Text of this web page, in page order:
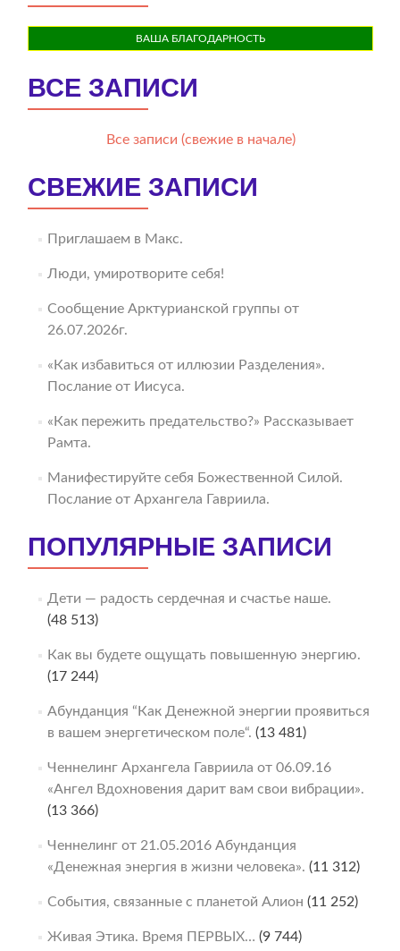
ВАША БЛАГОДАРНОСТЬ
ВСЕ ЗАПИСИ
Все записи (свежие в начале)
СВЕЖИЕ ЗАПИСИ
Приглашаем в Макс.
Люди, умиротворите себя!
Сообщение Арктурианской группы от
26.07.2026г.
«Как избавиться от иллюзии Разделения».
Послание от Иисуса.
«Как пережить предательство?» Рассказывает
Рамта.
Манифестируйте себя Божественной Силой.
Послание от Архангела Гавриила.
ПОПУЛЯРНЫЕ ЗАПИСИ
Дети — радость сердечная и счастье наше.
(48 513)
Как вы будете ощущать повышенную энергию.
(17 244)
Абунданция “Как Денежной энергии проявиться
в вашем энергетическом поле“. (13 481)
Ченнелинг Архангела Гавриила от 06.09.16
«Ангел Вдохновения дарит вам свои вибрации».
(13 366)
Ченнелинг от 21.05.2016 Абунданция
«Денежная энергия в жизни человека». (11 312)
События, связанные с планетой Алион (11 252)
Живая Этика. Время ПЕРВЫХ… (9 744)